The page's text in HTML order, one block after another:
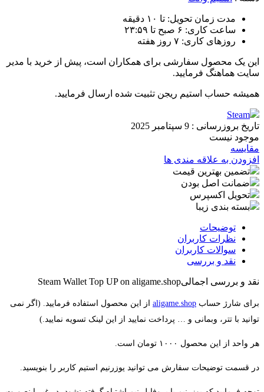
مدت زمان تحویل: تا ۱۰ دقیقه
ساعت کاری: ۶ صبح تا ۲۳:۵۹
روزهای کاری: ۷ روز هفته
این یک محصول سفارشی برای همکاران است، پیش از خرید با مدیر
سایت هماهنگ فرمایید.
همیشه حساب استیم ریجن تثبیت شده ارسال فرمایید.
Steam
تاریخ بروزرسانی : 9 سپتامبر 2025
موجود نیست
مقایسه
افزودن به علاقه مندی ها
تضمین بهترین قیمت
ضمانت اصل بودن
تحویل اکسپرس
بسته بندی زیبا
توضیحات
نظرات کاربران
سوالات کاربران
نقد و بررسی
نقد و بررسی اجمالیSteam Wallet Top UP on aligame.shop
برای شارژ حساب aligame.shop از این محصول استفاده فرمایید. (اگر نمی
توانید با تتر، وبمانی و … پرداخت نمایید از این لینک تسویه نمایید.)
هر واحد از این محصول ۱۰۰۰ تومان است.
در قسمت توضیحات سفارش می توانید یوزرنیم استیم کاربر را بنویسید.